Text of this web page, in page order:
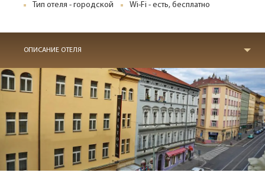
Тип отеля - городской Wi-Fi - есть, бесплатно
ОПИСАНИЕ ОТЕЛЯ